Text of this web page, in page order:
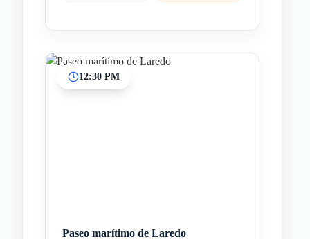
12:30 PM
Paseo marítimo de Laredo